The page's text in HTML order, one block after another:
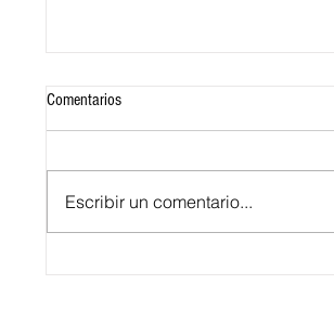
Comentarios
Escribir un comentario...